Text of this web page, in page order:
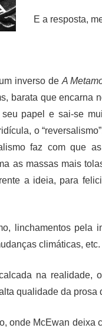
E a resposta,
inverso de A
barata que encarna
papel e sai-se
o
faz com que
as massas mais
a ideia, para
linchamentos pela
climáticas, etc.
na realidade,
qualidade da prosa
onde McEwan deixa